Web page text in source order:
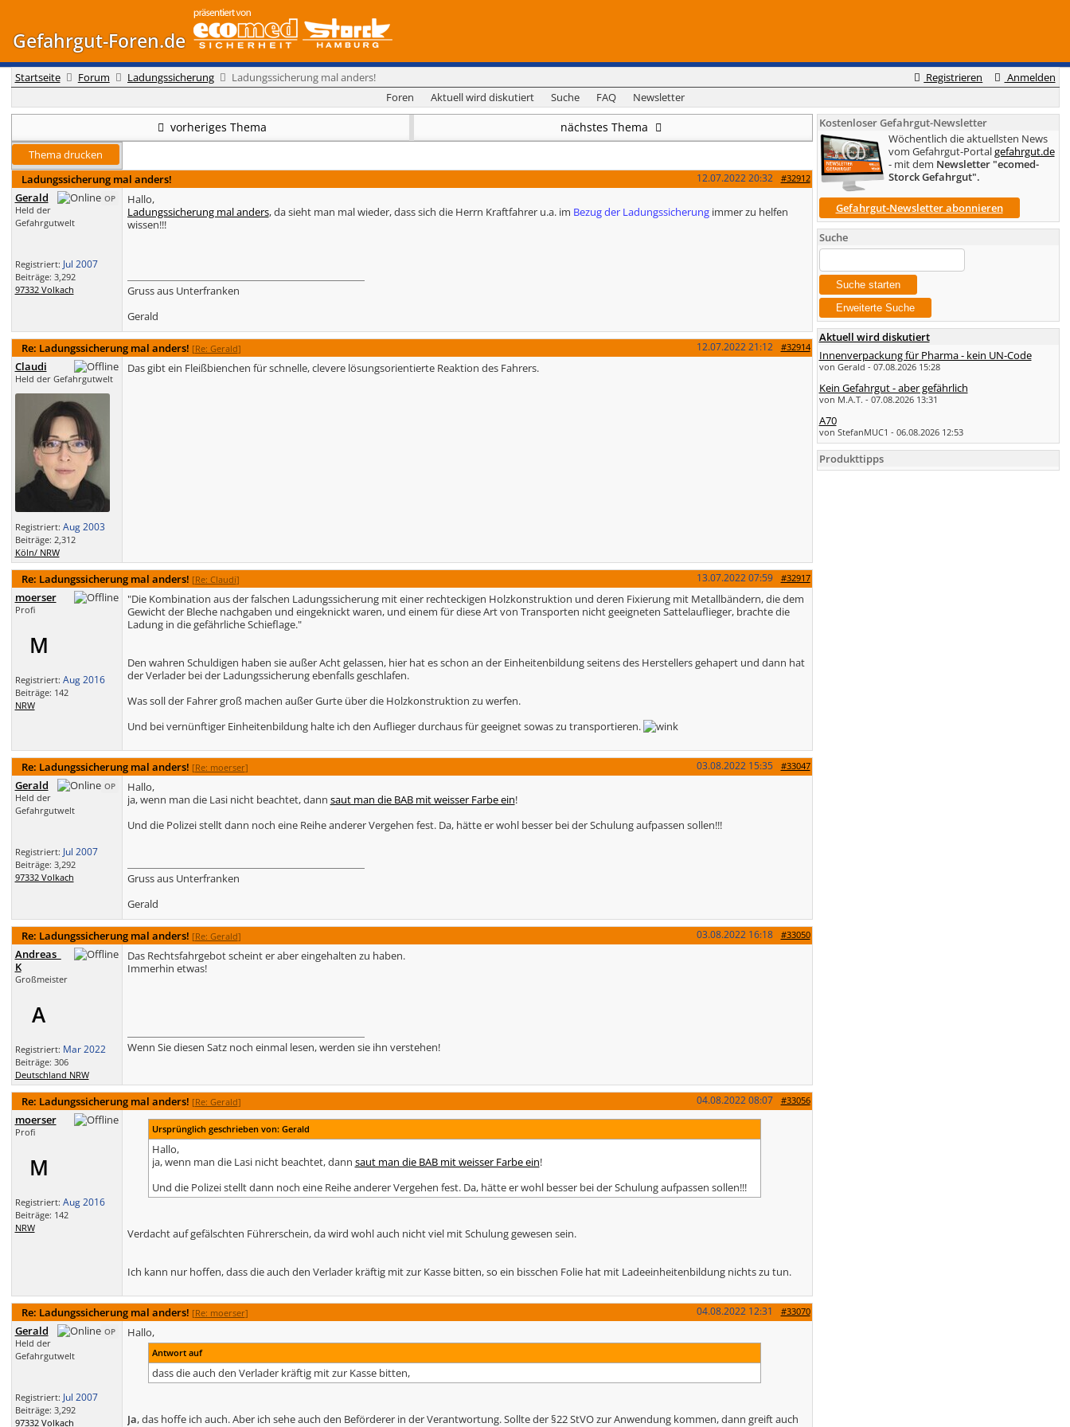
Gefahrgut-Foren.de
Registrieren Anmelden
Startseite Forum Ladungssicherung
Ladungssicherung mal anders!
Foren
Aktuell wird diskutiert Suche FAQ Newsletter
vorheriges Thema nächstes Thema
Thema drucken
Ladungssicherung mal anders!
#32912
12.07.2022 20:32
OP
Gerald
Held der
Gefahrgutwelt
Registriert: Jul 2007
Beiträge: 3,292
97332 Volkach
Hallo,
Ladungssicherung mal anders, da sieht man mal wieder, dass sich die Herrn Kraftfahrer u.a. im Bezug der Ladungssicherungimmer zu helfen
wissen!!!
Gruss aus Unterfranken
Gerald
Re: Ladungssicherung mal anders! [Re: Gerald] #32914
12.07.2022 21:12
Claudi
Held der Gefahrgutwelt
Registriert: Aug 2003
Beiträge: 2,312
Köln/ NRW
Das gibt ein Fleißbienchen für schnelle, clevere lösungsorientierte Reaktion des Fahrers.
Re: Ladungssicherung mal anders! [Re: Claudi] #32917
13.07.2022 07:59
moerser
Profi
M
Registriert: Aug 2016
Beiträge: 142
NRW
"Die Kombination aus der falschen Ladungssicherung mit einer rechteckigen Holzkonstruktion und deren Fixierung mit Metallbändern, die dem
Gewicht der Bleche nachgaben und eingeknickt waren, und einem für diese Art von Transporten nicht geeigneten Sattelauflieger, brachte die
Ladung in die gefährliche Schieflage."
Den wahren Schuldigen haben sie außer Acht gelassen, hier hat es schon an der Einheitenbildung seitens des Herstellers gehapert und dann hat
der Verlader bei der Ladungssicherung ebenfalls geschlafen.
Was soll der Fahrer groß machen außer Gurte über die Holzkonstruktion zu werfen.
Und bei vernünftiger Einheitenbildung halte ich den Auflieger durchaus für geeignet sowas zu transportieren.
Re: Ladungssicherung mal anders! [Re: moerser] #33047
03.08.2022 15:35
OP
Gerald
Held der
Gefahrgutwelt
Registriert: Jul 2007
Beiträge: 3,292
97332 Volkach
Hallo,
ja, wenn man die Lasi nicht beachtet, dann saut man die BAB mit weisser Farbe ein!
Und die Polizei stellt dann noch eine Reihe anderer Vergehen fest. Da, hätte er wohl besser bei der Schulung aufpassen sollen!!!
Gruss aus Unterfranken
Gerald
Re: Ladungssicherung mal anders! [Re: Gerald] #33050
03.08.2022 16:18
Andreas_
K
Großmeister
A
Registriert: Mar 2022
Beiträge: 306
Deutschland NRW
Das Rechtsfahrgebot scheint er aber eingehalten zu haben.
Immerhin etwas!
Wenn Sie diesen Satz noch einmal lesen, werden sie ihn verstehen!
Re: Ladungssicherung mal anders! [Re: Gerald] #33056
04.08.2022 08:07
moerser
Profi
M
Registriert: Aug 2016
Beiträge: 142
NRW
Ursprünglich geschrieben von: Gerald
Hallo,
ja, wenn man die Lasi nicht beachtet, dann saut man die BAB mit weisser Farbe ein!
Und die Polizei stellt dann noch eine Reihe anderer Vergehen fest. Da, hätte er wohl besser bei der Schulung aufpassen sollen!!!
Verdacht auf gefälschten Führerschein, da wird wohl auch nicht viel mit Schulung gewesen sein.
Ich kann nur hoffen, dass die auch den Verlader kräftig mit zur Kasse bitten, so ein bisschen Folie hat mit Ladeeinheitenbildung nichts zu tun.
Re: Ladungssicherung mal anders! [Re: moerser] #33070
04.08.2022 12:31
OP
Gerald
Held der
Gefahrgutwelt
Registriert: Jul 2007
Beiträge: 3,292
97332 Volkach
Hallo,
Antwort auf
dass die auch den Verlader kräftig mit zur Kasse bitten,
Ja, das hoffe ich auch. Aber ich sehe auch den Beförderer in der Verantwortung. Sollte der §22 StVO zur Anwendung kommen, dann greift auch
Kostenloser Gefahrgut-Newsletter
Wöchentlich die aktuellsten News
vom Gefahrgut-Portalgefahrgut.de
- mit dem Newsletter "ecomed-
Storck Gefahrgut".
Gefahrgut-Newsletter abonnieren
Suche
Aktuell wird diskutiert
Innenverpackung für Pharma - kein UN-Code
von Gerald - 07.08.2026 15:28
Kein Gefahrgut - aber gefährlich
von M.A.T. - 07.08.2026 13:31
A70
von StefanMUC1 - 06.08.2026 12:53
Produkttipps